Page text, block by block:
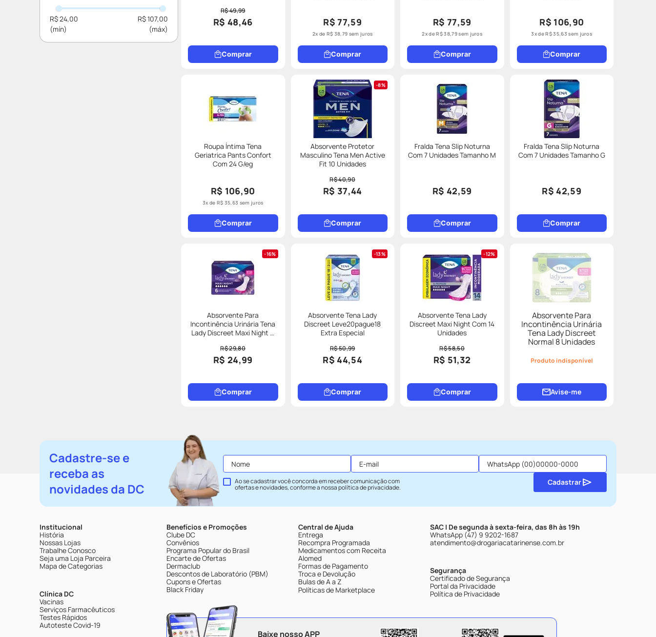
R$ 24,00 R$ 107,00
R$ 49,99
R$ 48,46
Comprar
R$ 77,59
2x de R$ 38,79 sem juros
Comprar
R$ 77,59
2x deR$38,79sem juros
Comprar
R$ 106,90
3x deR$35,63 sem juros
Comprar
Roupa Íntima Tena
Geriatrica Pants Confort
Com 24 G/eg
R$ 106,90
3x de R$ 35,63 sem juros
Comprar
8%
Absorvente Protetor
Masculino Tena Men Active
Fit 10 Unidades
R$ 40,90
R$ 37,44
Comprar
Fralda Tena Slip Noturna
Com 7 Unidades Tamanho M
R$ 42,59
Comprar
Fralda Tena Slip Noturna
Com 7 Unidades Tamanho G
R$ 42,59
Comprar
16%
Absorvente Para
Incontinência Urinária Tena
Lady Discreet Maxi Night 6
R$ 29,80
R$ 24,99
Comprar
13%
Absorvente Tena Lady
Discreet Leve20pague18
Extra Especial
R$ 50,99
R$ 44,54
Comprar
12%
Absorvente Tena Lady
Discreet Maxi Night Com 14
Unidades
R$ 58,50
R$ 51,32
Comprar
Absorvente Para
Incontinência Urinária
Tena Lady Discreet
Normal 8 Unidades
Produto indisponível
Avise-me
Cadastre-se e
receba as
novidades da DC
Ao se cadastrar você concorda em receber comunicação com
ofertas e novidades, conforme a nossapolítica de privacidade.
Cadastrar
Institucional
História
Nossas Lojas
Trabalhe Conosco
Seja uma Loja Parceira
Mapa de Categorias
Clínica DC
Vacinas
Serviços Farmacêuticos
Testes Rápidos
Autoteste Covid-19
Benefícios e Promoções
Clube DC
Convênios
Programa Popular do Brasil
Encarte de Ofertas
Dermaclub
Descontos de Laboratório (PBM)
Cupons e Ofertas
Black Friday
Central de Ajuda
Entrega
Recompra Programada
Medicamentos com Receita
Alomed
Formas de Pagamento
Troca e Devolução
Bulas de A a Z
Políticas de Marketplace
SAC | De segunda à sexta-feira, das 8h às 19h
WhatsApp (47) 9 9202-1687
atendimento@drogariacatarinense.com.br
Segurança
Certificado de Segurança
Portal da Privacidade
Política de Privacidade
Baixe nosso APP